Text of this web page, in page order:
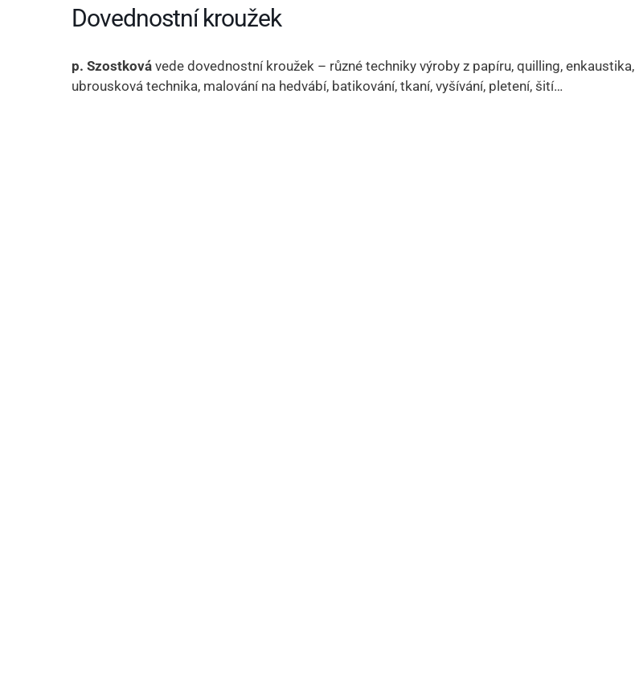
Dovednostní kroužek
p. Szostková vede dovednostní kroužek – různé techniky výroby z papíru, quilling, enkaustika,
ubrousková technika, malování na hedvábí, batikování, tkaní, vyšívání, pletení, šití…